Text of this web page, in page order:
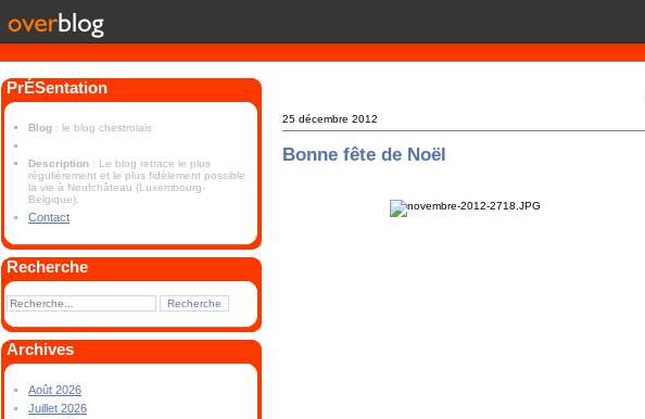
PrÉSentation
Blog : le blog chestrolais
Description : Le blog retrace le plus
régulièrement et le plus fidèlement possible
la vie à Neufchâteau (Luxembourg-
Belgique).
Contact
Recherche
Archives
Août 2026
Juillet 2026
25 décembre 2012
Bonne fête de Noël